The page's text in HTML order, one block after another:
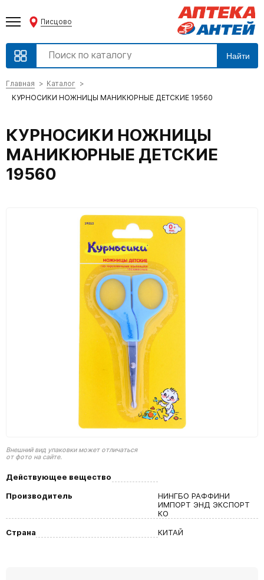
Писцово
Найти
Главная
Каталог
КУРНОСИКИ НОЖНИЦЫ МАНИКЮРНЫЕ ДЕТСКИЕ 19560
КУРНОСИКИ НОЖНИЦЫ
МАНИКЮРНЫЕ ДЕТСКИЕ
19560
Внешний вид упаковки может отличаться
от фото на сайте.
Действующее вещество
Производитель
НИНГБО РАФФИНИ
ИМПОРТ ЭНД ЭКСПОРТ
КО
Страна
КИТАЙ